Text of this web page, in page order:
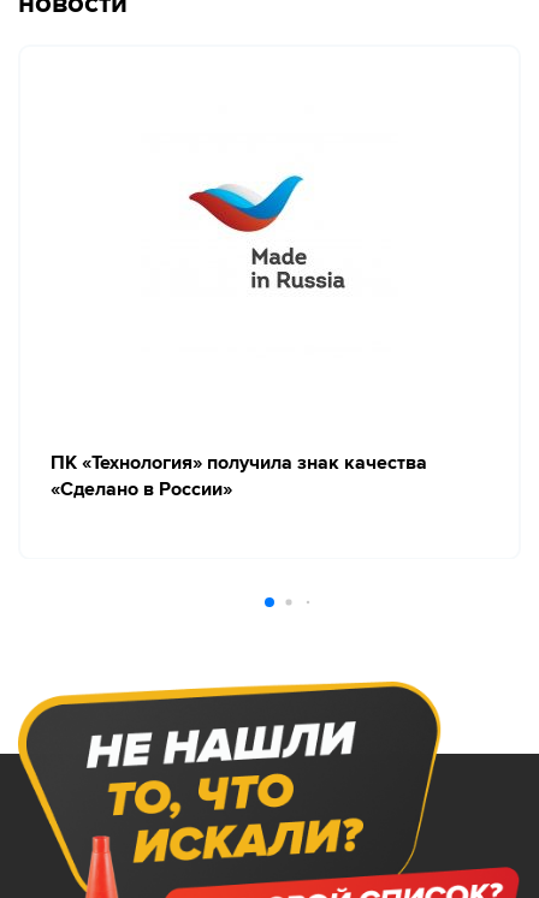
ПК «Технология» получила знак качества
«Сделано в России»